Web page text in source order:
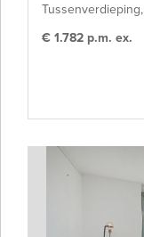
€ 1.782 p.m. ex.